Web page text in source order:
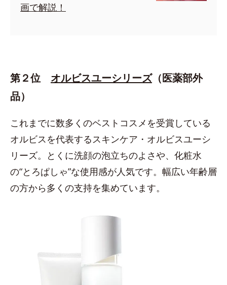
画で解説！
第２位 オルビスユーシリーズ（医薬部外
品）
これまでに数多くのベストコスメを受賞している
オルビスを代表するスキンケア・オルビスユーシ
リーズ。とくに洗顔の泡立ちのよさや、化粧水
の“とろぱしゃ”な使用感が人気です。幅広い年齢層
の方から多くの支持を集めています。